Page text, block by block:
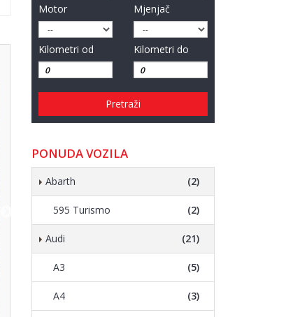
Motor Mjenjač
Kilometri od Kilometri do
Pretraži
PONUDA VOZILA
Abarth (2)
595 Turismo (2)
Audi (21)
A3 (5)
A4 (3)